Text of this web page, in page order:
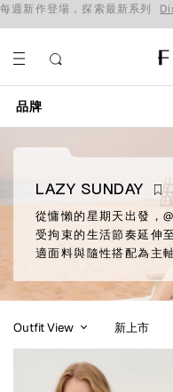
全站單筆滿 NT$6,000 贈限量
品牌
LAZY SUNDAY
從慵懶的星期天出發，
受拘束的生活節奏延伸
適面料與隨性搭配為主
線，呈現毫不費力卻不
糕與牛奶展開的 LAZY